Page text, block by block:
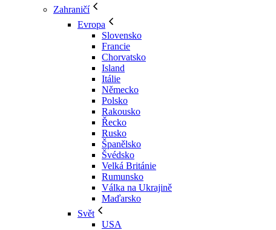
Zahraničí
Evropa
Slovensko
Francie
Chorvatsko
Island
Itálie
Německo
Polsko
Rakousko
Řecko
Rusko
Španělsko
Švédsko
Velká Británie
Rumunsko
Válka na Ukrajině
Maďarsko
Svět
USA